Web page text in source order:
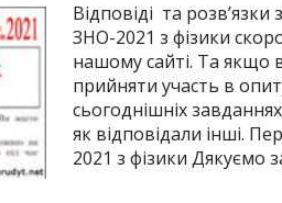
Відповіді та
ЗНО-2021 з фізики
нашому сайті. Та якщо
прийняти участь в
сьогоднішніх
як відповідали інші.
2021 з фізики Дякуємо